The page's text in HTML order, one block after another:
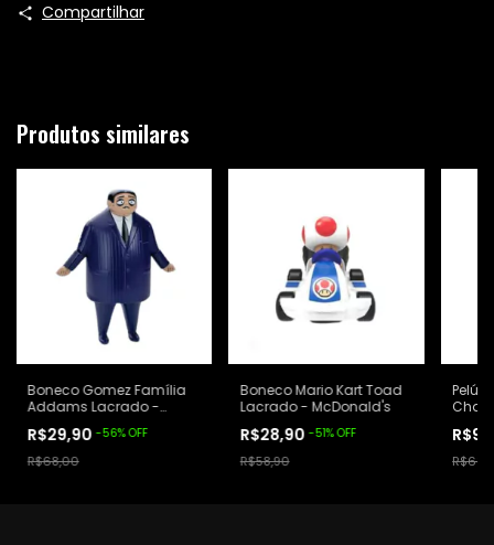
Compartilhar
Produtos similares
Boneco Gomez Família
Addams Lacrado -
R$29,90-56%OFF
R$68,00
Boneco Mario Kart Toad
Lacrado - McDonald's
R$28,90-51%OFF
R$58,90